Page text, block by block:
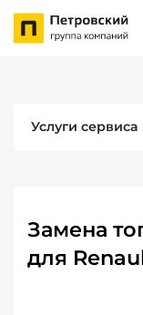
Услуги сервиса
Замена
для